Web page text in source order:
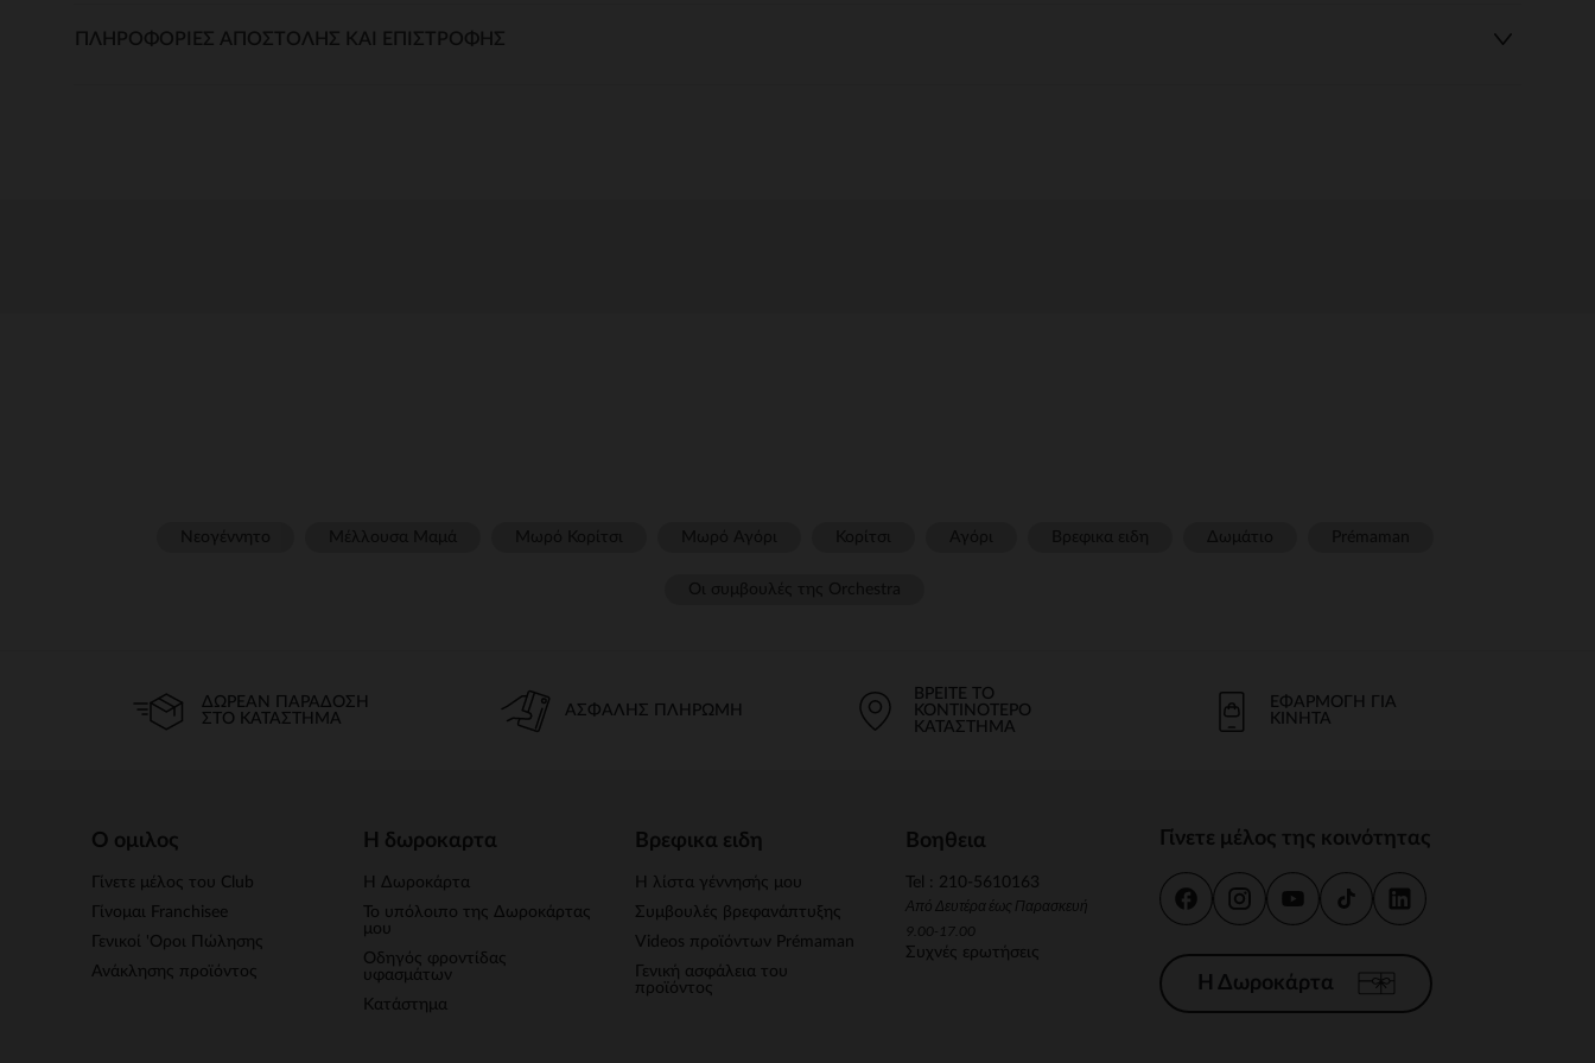
ΠΛΗΡΟΦΟΡΊΕΣ ΑΠΟΣΤΟΛΉΣ ΚΑΙ ΕΠΙΣΤΡΟΦΉΣ
ΔΩΡΕΆΝ ΠΑΡΆΔΟΣΗ
ΣΤΟ ΚΑΤΆΣΤΗΜΑ
ΑΣΦΑΛΉΣ ΠΛΗΡΩΜΉ
ΒΡΕΊΤΕ ΤΟ
ΚΟΝΤΙΝΌΤΕΡΟ
ΚΑΤΆΣΤΗΜΑ
ΕΦΑΡΜΟΓΉ ΓΙΑ
ΚΙΝΗΤΆ
Ο ομιλος
Γίνετε μέλος του Club
Γίνομαι Franchisee
Γενικοί 'Οροι Πώλησης
Ανάκλησης προϊόντος
Η δωροκαρτα
Η Δωροκάρτα
Το υπόλοιπο της Δωροκάρτας
μου
Οδηγός φροντίδας
υφασμάτων
Κατάστημα
Βρεφικα ειδη
Η λίστα γέννησής μου
Συμβουλές βρεφανάπτυξης
Videos προϊόντων Prémaman
Γενική ασφάλεια του
προϊόντος
Βοηθεια
Tel : 210-5610163
Από Δευτέρα έως Παρασκευή
9.00-17.00
Συχνές ερωτήσεις
Γίνετε μέλος της κοινότητας
Η Δωροκάρτα